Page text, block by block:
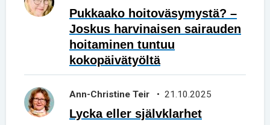
Pukkaako hoitoväsymystä? –
Joskus harvinaisen sairauden
hoitaminen tuntuu
kokopäivätyöltä
Ann-Christine Teir • 21.10.2025
Lycka eller självklarhet